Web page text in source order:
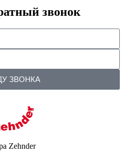
звонок
ЗВОНКА
Zehnder